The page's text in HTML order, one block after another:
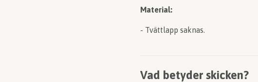
Material:
- Tvättlapp saknas.
Vad betyder skicken?